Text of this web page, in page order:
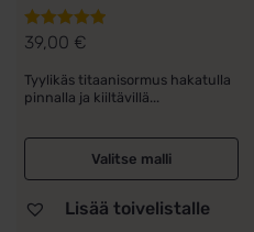
Arvostelu
5.00/ 5
39,00 €
Tyylikäs titaanisormus hakatulla
pinnalla ja kiiltävillä...
Valitse malli
Lisää toivelistalle